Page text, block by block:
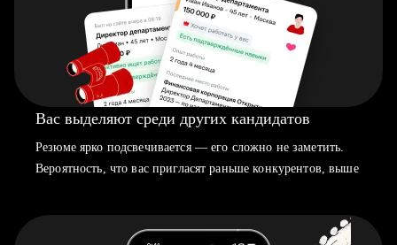
Вас выделяют среди других кандидатов
Резюме ярко подсвечивается — его сложно не заметить.
Вероятность, что вас пригласят раньше конкурентов, выше